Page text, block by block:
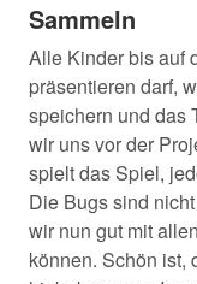
Sammeln
Alle Kinder bis auf
präsentieren darf,
speichern und das
wir uns vor der
spielt das Spiel,
Die Bugs sind
wir nun gut mit
können. Schön ist,